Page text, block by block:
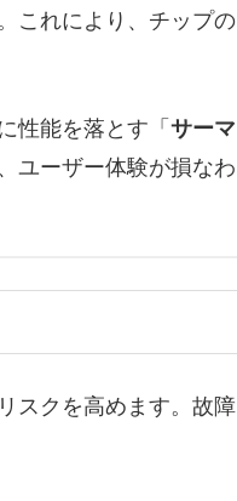
これにより、チップの
性能を落とす「 サーマ
ユーザー体験が損なわ
スクを高めます。故障